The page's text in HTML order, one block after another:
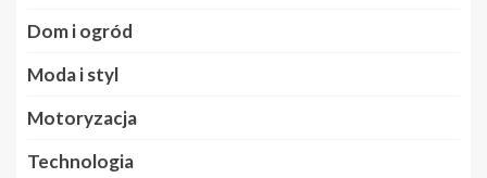
Dom i ogród
Moda i styl
Motoryzacja
Technologia